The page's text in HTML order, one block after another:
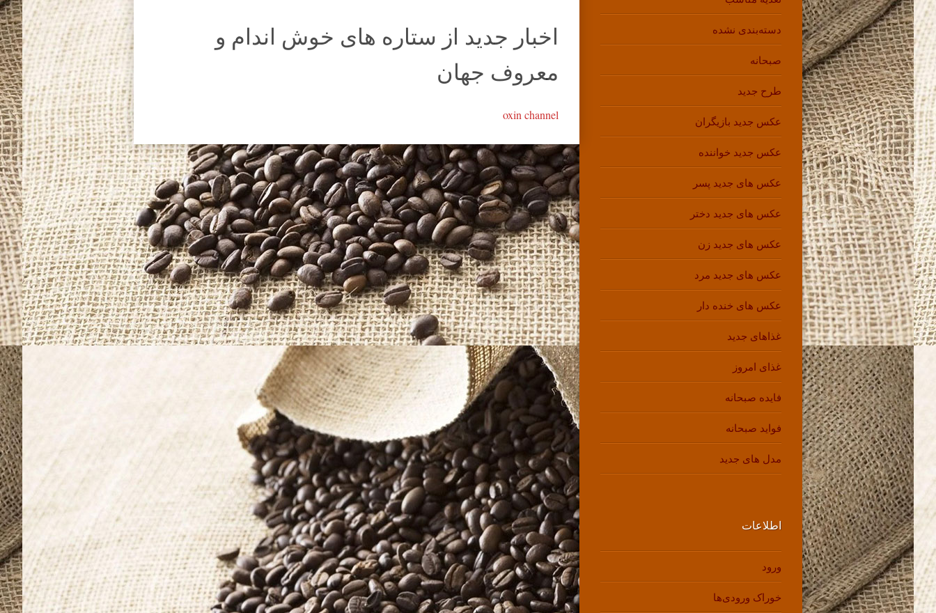
اخبار جدید از ستاره های خوش اندام و
معروف جهان
oxin channel
دسته‌بندی نشده
صبحانه
طرح جدید
عکس جدید بازیگران
عکس جدید خواننده
عکس های جدید پسر
عکس های جدید دختر
عکس های جدید زن
عکس های جدید مرد
عکس های خنده دار
غذاهای جدید
غذای امروز
فایده صبحانه
فواید صبحانه
مدل های جدید
اطلاعات
ورود
خوراک ورودی‌ها